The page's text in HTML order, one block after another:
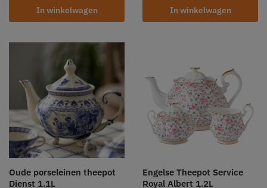
In winkelwagen In winkelwagen
Oude porseleinen theepot
Dienst 1.1L
Engelse Theepot Service
Royal Albert 1.2L